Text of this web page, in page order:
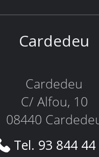
Cardedeu
Cardedeu
C/ Alfou, 10
08440
Tel. 93 844